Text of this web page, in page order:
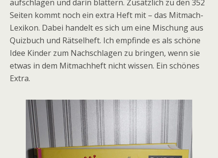
aufschlagen und darin blättern. Zusätzlich zu den 352
Seiten kommt noch ein extra Heft mit – das Mitmach-
Lexikon. Dabei handelt es sich um eine Mischung aus
Quizbuch und Rätselheft. Ich empfinde es als schöne
Idee Kinder zum Nachschlagen zu bringen, wenn sie
etwas in dem Mitmachheft nicht wissen. Ein schönes
Extra.